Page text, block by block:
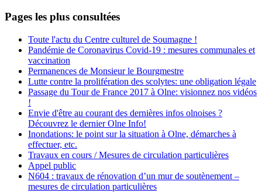
Pages les plus consultées
Toute l'actu du Centre culturel de Soumagne !
Pandémie de Coronavirus Covid-19 : mesures communales et
vaccination
Permanences de Monsieur le Bourgmestre
Lutte contre la prolifération des scolytes: une obligation légale
Passage du Tour de France 2017 à Olne: visionnez nos vidéos
!
Envie d'être au courant des dernières infos olnoises ?
Découvrez le dernier Olne Info!
Inondations: le point sur la situation à Olne, démarches à
effectuer, etc.
Travaux en cours / Mesures de circulation particulières
Appel public
N604 : travaux de rénovation d’un mur de soutènement –
mesures de circulation particulières